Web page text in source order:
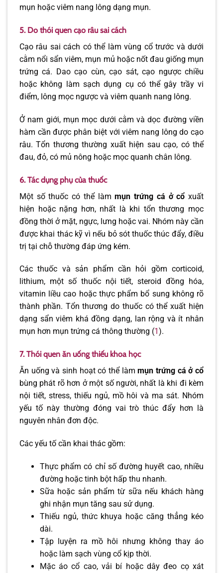
mụn hoặc viêm nang lông dạng mụn.
5. Do thói quen cạo râu sai cách
Cạo râu sai cách có thể làm vùng cổ trước và dưới
cằm nổi sẩn viêm, mụn mủ hoặc nốt đau giống mụn
trứng cá. Dao cạo cùn, cạo sát, cạo ngược chiều
hoặc không làm sạch dụng cụ có thể gây trầy vi
điểm, lông mọc ngược và viêm quanh nang lông.
Ở nam giới, mụn mọc dưới cằm và dọc đường viền
hàm cần được phân biệt với viêm nang lông do cạo
râu. Tổn thương thường xuất hiện sau cạo, có thể
đau, đỏ, có mủ nông hoặc mọc quanh chân lông.
6. Tác dụng phụ của thuốc
Một số thuốc có thể làmmụn trứng cá ở cổ xuất
hiện hoặc nặng hơn, nhất là khi tổn thương mọc
đồng thời ở mặt, ngực, lưng hoặc vai. Nhóm này cần
được khai thác kỹ vì nếu bỏ sót thuốc thúc đẩy, điều
trị tại chỗ thường đáp ứng kém.
Các thuốc và sản phẩm cần hỏi gồm corticoid,
lithium, một số thuốc nội tiết, steroid đồng hóa,
vitamin liều cao hoặc thực phẩm bổ sung không rõ
thành phần. Tổn thương do thuốc có thể xuất hiện
dạng sẩn viêm khá đồng dạng, lan rộng và ít nhân
mụn hơn mụn trứng cá thông thường (1 ).
7. Thói quen ăn uống thiếu khoa học
Ăn uống và sinh hoạt có thể làmmụn trứng cá ở cổ
bùng phát rõ hơn ở một số người, nhất là khi đi kèm
nội tiết, stress, thiếu ngủ, mồ hôi và ma sát. Nhóm
yếu tố này thường đóng vai trò thúc đẩy hơn là
nguyên nhân đơn độc.
Các yếu tố cần khai thác gồm:
Thực phẩm có chỉ số đường huyết cao, nhiều
đường hoặc tinh bột hấp thu nhanh.
Sữa hoặc sản phẩm từ sữa nếu khách hàng
ghi nhận mụn tăng sau sử dụng.
Thiếu ngủ, thức khuya hoặc căng thẳng kéo
dài.
Tập luyện ra mồ hôi nhưng không thay áo
hoặc làm sạch vùng cổ kịp thời.
Mặc áo cổ cao, vải bí hoặc dây đeo cọ xát